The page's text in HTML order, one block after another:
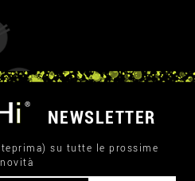
NEWSLETTER
su tutte le prossime
novità